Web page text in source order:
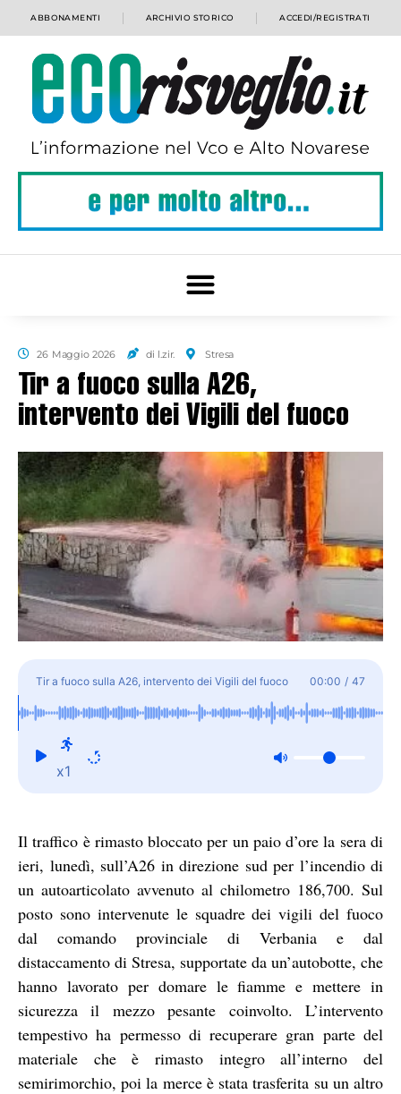
ABBONAMENTI ARCHIVIO STORICO ACCEDI/REGISTRATI
26 Maggio 2026 di l.zir. Stresa
Tir a fuoco sulla A26,
intervento dei Vigili del fuoco
Tir a fuoco sulla A26, intervento dei Vigili del fuoco 00:00 / 47
x1
Il traffico è rimasto bloccato per un paio d’ore la sera di
ieri, lunedì, sull’A26 in direzione sud per l’incendio di
un autoarticolato avvenuto al chilometro 186,700. Sul
posto sono intervenute le squadre dei vigili del fuoco
dal comando provinciale di Verbania e dal
distaccamento di Stresa, supportate da un’autobotte, che
hanno lavorato per domare le fiamme e mettere in
sicurezza il mezzo pesante coinvolto. L’intervento
tempestivo ha permesso di recuperare gran parte del
materiale che è rimasto integro all’interno del
semirimorchio, poi la merce è stata trasferita su un altro